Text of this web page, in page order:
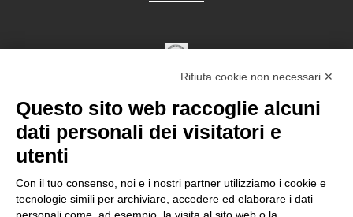
per la erogazione di servizi medici e chirurgici di
diagnosi e cura nell’ambito
della disciplina della Dermatologia in regime
Rifiuta cookie non necessari ✕
Questo sito web raccoglie alcuni
dati personali dei visitatori e
utenti
Con il tuo consenso, noi e i nostri partner utilizziamo i cookie e
tecnologie simili per archiviare, accedere ed elaborare i dati